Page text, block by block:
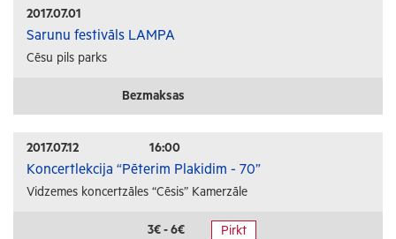
Interešu pasākumi
Ģimenēm ar bērniem
2017.07.01
Sarunu festivāls LAMPA
Cēsu pils parks
Bezmaksas
2017.07.12 16:00
Koncertlekcija “Pēterim Plakidim - 70”
Vidzemes koncertzāles “Cēsis” Kamerzāle
3€ - 6€ Pirkt